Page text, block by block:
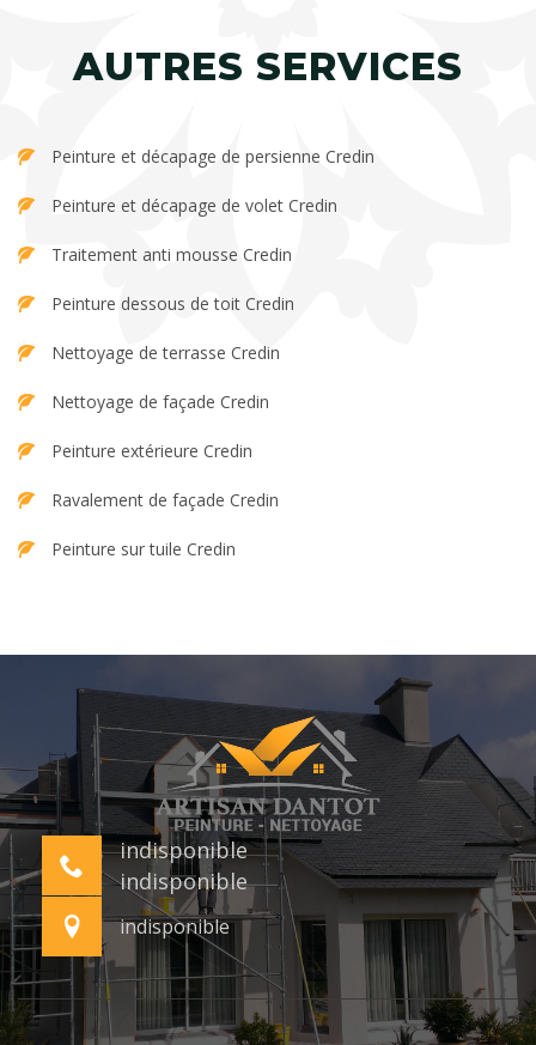
AUTRES SERVICES
Peinture et décapage de persienne Credin
Peinture et décapage de volet Credin
Traitement anti mousse Credin
Peinture dessous de toit Credin
Nettoyage de terrasse Credin
Nettoyage de façade Credin
Peinture extérieure Credin
Ravalement de façade Credin
Peinture sur tuile Credin
indisponible
indisponible
indisponible